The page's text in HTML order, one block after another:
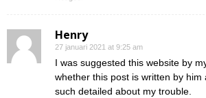
Henry
27 januari 2021 at 9:25 am
I was suggested this website by
whether this post is written by him
such detailed about my trouble.